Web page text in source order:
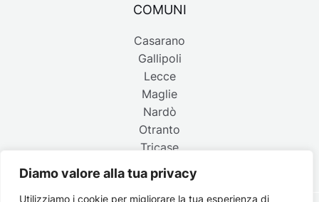
Diamo valore alla tua privacy
Utilizziamo i cookie per migliorare la tua esperienza di
COMUNI
Casarano
Gallipoli
Lecce
Maglie
Nardò
Otranto
Tricase